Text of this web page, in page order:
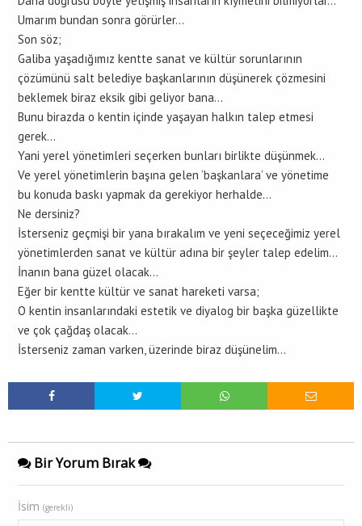
Umarım bundan sonra görürler…
Son söz;
Galiba yaşadığımız kentte sanat ve kültür sorunlarının
çözümünü salt belediye başkanlarının düşünerek çözmesini
beklemek biraz eksik gibi geliyor bana…
Bunu birazda o kentin içinde yaşayan halkın talep etmesi
gerek…
Yani yerel yönetimleri seçerken bunları birlikte düşünmek…
Ve yerel yönetimlerin başına gelen ‘başkanlara’ ve yönetime
bu konuda baskı yapmak da gerekiyor herhalde…
Ne dersiniz?
İsterseniz geçmişi bir yana bırakalım ve yeni seçeceğimiz yerel
yönetimlerden sanat ve kültür adına bir şeyler talep edelim…
İnanın bana güzel olacak…
Eğer bir kentte kültür ve sanat hareketi varsa;
O kentin insanlarındaki estetik ve diyalog bir başka güzellikte
ve çok çağdaş olacak…
İsterseniz zaman varken, üzerinde biraz düşünelim…
Bir Yorum Bırak
İsim (gerekli)